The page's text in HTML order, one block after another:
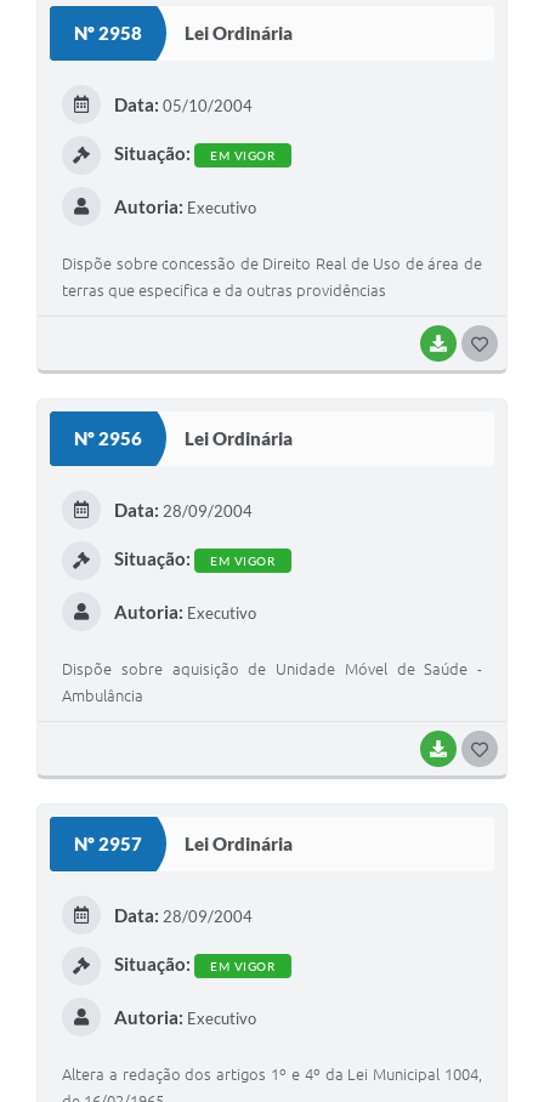
Nº 2958 Lei Ordinária
BAIXAR
Data: 05/10/2004
Situação: EM VIGOR
Autoria: Executivo
Dispõe sobre concessão de Direito Real de Uso de área de
terras que especifica e da outras providências
Nº 2956 Lei Ordinária
BAIXAR
Data: 28/09/2004
Situação: EM VIGOR
Autoria: Executivo
Dispõe sobre aquisição de Unidade Móvel de Saúde -
Ambulância
Nº 2957 Lei Ordinária
Data: 28/09/2004
Situação: EM VIGOR
Autoria: Executivo
Altera a redação dos artigos 1º e 4º da Lei Municipal 1004,